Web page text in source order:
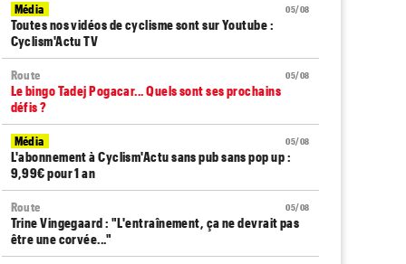
05/08
Média
Toutes nos vidéos de cyclisme sont sur Youtube :
Cyclism'Actu TV
05/08
Route
Le bingo Tadej Pogacar... Quels sont ses prochains
défis ?
05/08
Média
L'abonnement à Cyclism'Actu sans pub sans pop up :
9,99€ pour 1 an
05/08
Route
Trine Vingegaard : "L'entraînement, ça ne devrait pas
être une corvée..."